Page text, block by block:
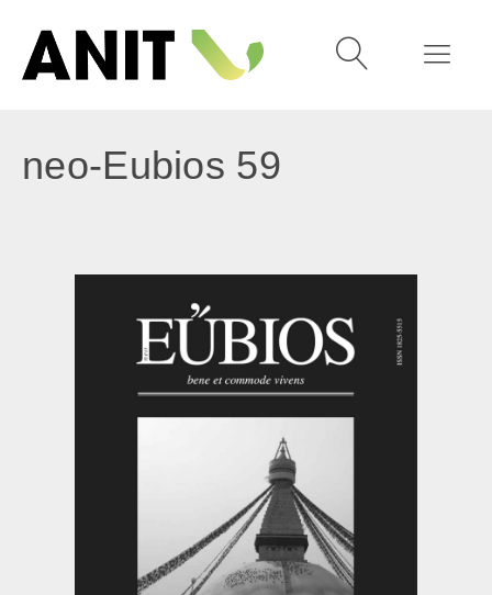
neo-Eubios 59